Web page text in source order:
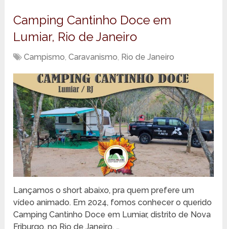
Camping Cantinho Doce em
Lumiar, Rio de Janeiro
Campismo,Caravanismo, Rio de Janeiro
Lançamos o short abaixo, pra quem prefere um
vídeo animado. Em 2024, fomos conhecer o querido
Camping Cantinho Doce em Lumiar, distrito de Nova
Friburgo, no Rio de Janeiro. …